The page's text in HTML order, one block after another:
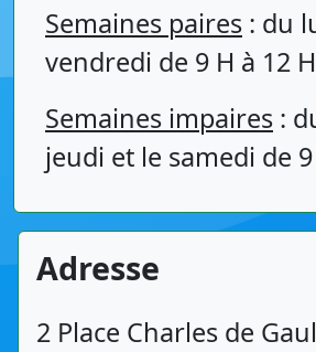
Semaines paires : du
vendredi de 9 H à 12 H
Semaines impaires :
jeudi et le samedi de 9
Adresse
2 Place Charles de